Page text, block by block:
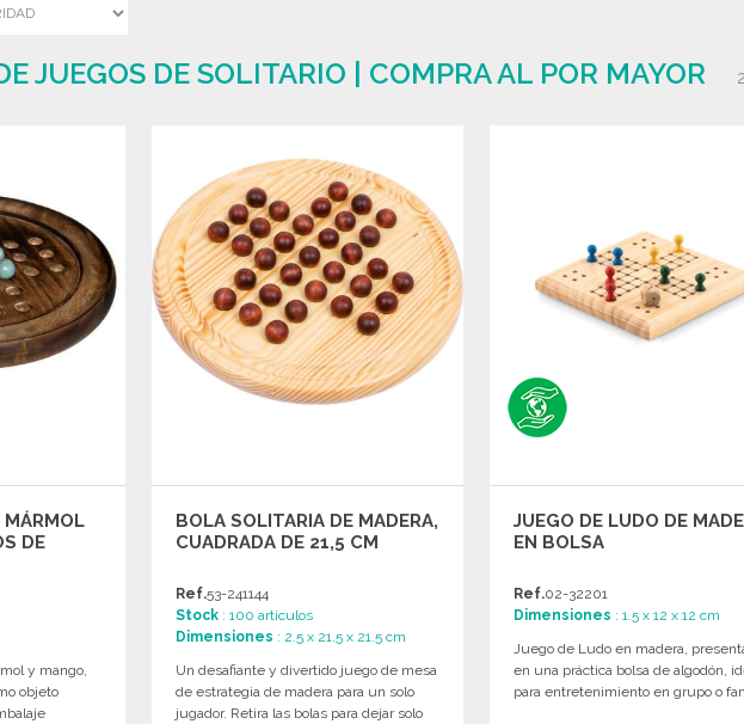
JUEGOS DE SOLITARIO | COMPRA AL POR MAYOR
MÁRMOL
DE
y mango,
objeto
BOLA SOLITARIA DE MADERA,
CUADRADA DE 21,5 CM
Ref.53-241144
Stock : 100 artículos
Dimensiones : 2.5 x 21.5 x 21.5 cm
Un desafiante y divertido juego de mesa
de estrategia de madera para un solo
jugador. Retira las bolas para dejar solo
JUEGO DE LUDO DE
EN BOLSA
Ref.02-32201
Dimensiones : 1.5 x 12 x 12 cm
Juego de Ludo en madera,
en una práctica bolsa de algodón,
para entretenimiento en grupo o